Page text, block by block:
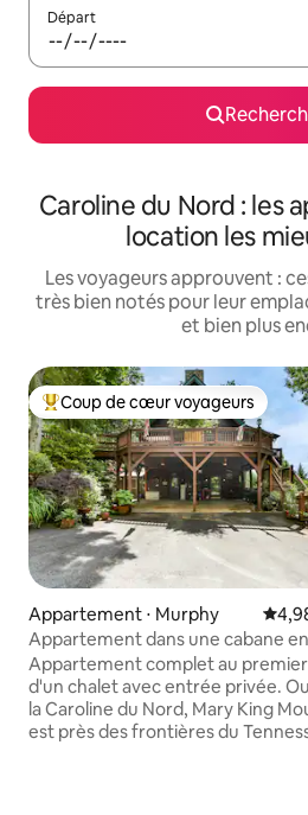
Départ
Caroline du Nord : les
location les
Les voyageurs approuvent :
très bien notés pour leur
et bien plus
Coups de cœur voyageurs les
Coup de cœur voyageurs
Appartement ⋅ Murphy
Appartement dans une cabane en
rondins de montagne Mary King
jacuzzi
Appartement complet au
d'un chalet avec entrée privée.
la Caroline du Nord, Mary King
est près des frontières du